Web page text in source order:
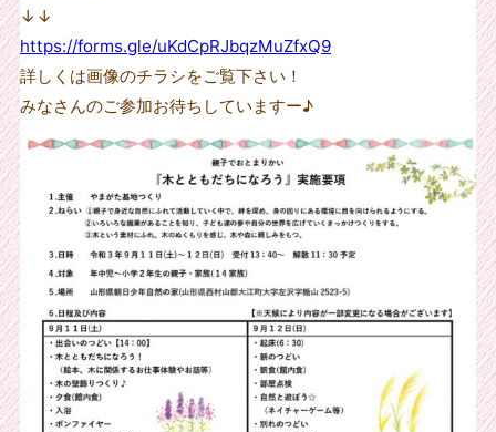
↓↓
https://forms.gle/uKdCpRJbqzMuZfxQ9
詳しくは画像のチラシをご覧下さい！
みなさんのご参加お待ちしていますー♪